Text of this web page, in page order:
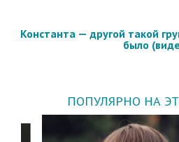
Константа — другой такой
было
ПОПУЛЯРНО НА